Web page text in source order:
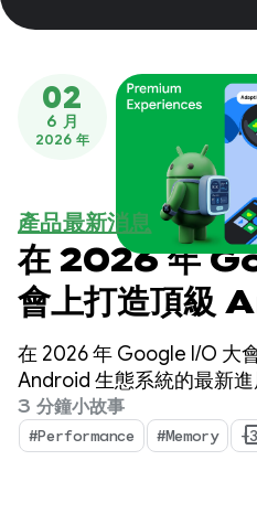
02
6 月
2026 年
產品最新消息
在 2026 年
會上打造頂級
在 2026 年 Google I/O 大
Android 生態系統的最新
應用程式品質，同時盡可能
3 分鐘小故事
#Performance #Memory +3